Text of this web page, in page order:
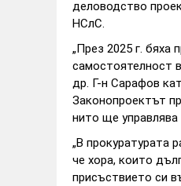
деловодство
НСлС.
„През 2025 г.
самостоятелност
др. Г-н Сарафов
Законопроектът
нито ще
„В прокуратурата
че хора, които
присъствието си